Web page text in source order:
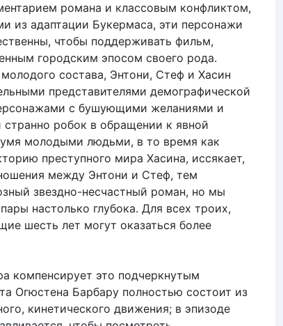
романа и классовым конфликтом,
из адаптации Букермаса, эти персонажи
чтобы поддерживать фильм,
городским эпосом своего рода.
состава, Энтони, Стеф и Хасин
представителями демографической
с бушующими желаниями и
робок в обращении к явной
молодыми людьми, в то время как
преступного мира Хасина, иссякает,
между Энтони и Стеф, тем
звездно-несчастный роман, но мы
настолько глубока. Для всех троих,
шесть лет могут оказаться более
компенсирует это подчеркнутым
Огюстена Барбару полностью состоит из
кинетического движения; в эпизоде